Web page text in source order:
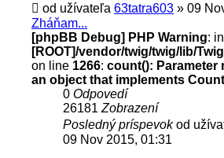
od užívateľa 63tatra603 » 09
Zháňam...
[phpBB Debug] PHP Warning:
[ROOT]/vendor/twig/twig/lib/
on line 1266: count(): Parameter
an object that implements
0 Odpovedí
26181 Zobrazení
Posledný príspevokod
09 Nov 2015, 01:31